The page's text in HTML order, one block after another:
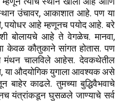
उंचावर, आकाशात आहे. पण या
पयोधर आहे म्हणूनच पयोद आहे. बरे
बोलायचे आहे ते वेगळेच. मानवा,
केवळ कौतुकाने सांगत होतास. पण
चालविले आहेस. देवकथेतील
या औदयोगिक युगाला आवश्यक असे
बाहेर काढले. तुमच्या बुद्धिवैभवाचे
यंत्रांकडून घुसळले जाण्याचे सर्व